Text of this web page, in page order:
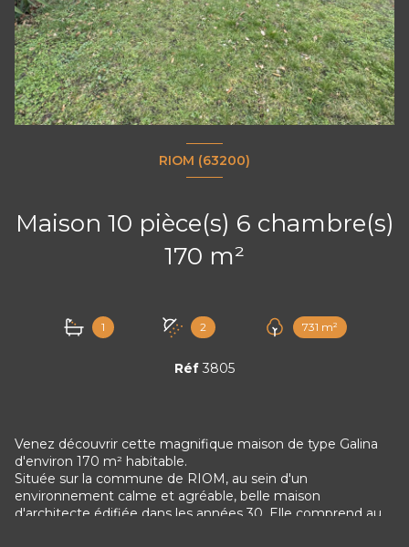
RIOM (63200)
Maison 10 pièce(s) 6 chambre(s)
170 m²
1 2 731 m²
Réf 3805
Venez découvrir cette magnifique maison de type Galina
d'environ 170 m² habitable.
Située sur la commune de RIOM, au sein d'un
environnement calme et agréable, belle maison
d'architecte édifiée dans les années 30. Elle comprend au